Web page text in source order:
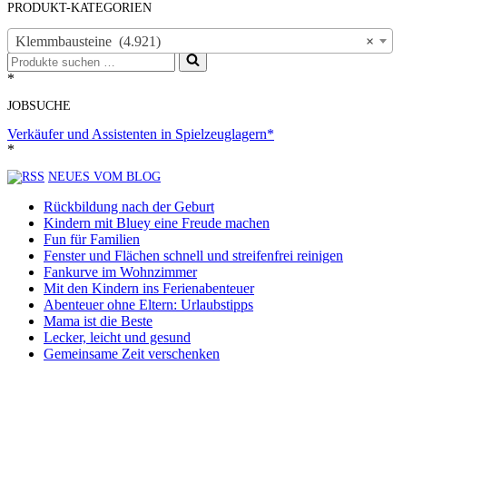
PRODUKT-KATEGORIEN
×
Klemmbausteine (4.921)
Suchen
nach …
*
JOBSUCHE
Verkäufer und Assistenten in Spielzeuglagern*
*
NEUES VOM BLOG
Rückbildung nach der Geburt
Kindern mit Bluey eine Freude machen
Fun für Familien
Fenster und Flächen schnell und streifenfrei reinigen
Fankurve im Wohnzimmer
Mit den Kindern ins Ferienabenteuer
Abenteuer ohne Eltern: Urlaubstipps
Mama ist die Beste
Lecker, leicht und gesund
Gemeinsame Zeit verschenken